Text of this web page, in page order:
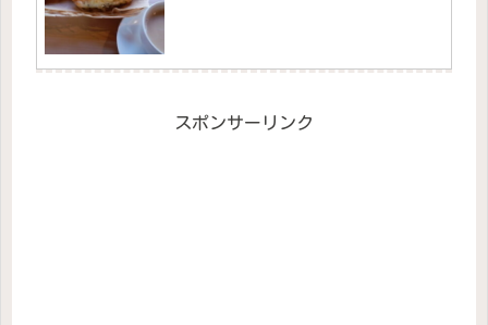
スポンサーリンク